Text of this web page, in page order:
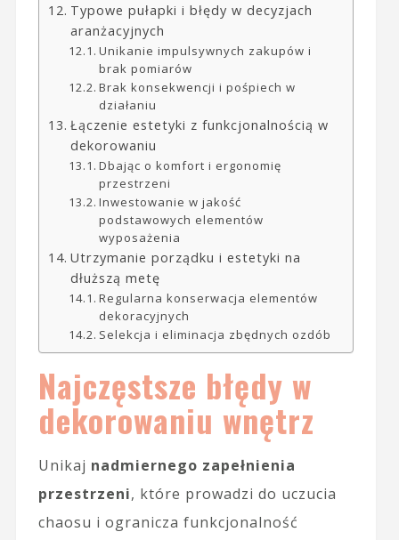
Typowe pułapki i błędy w decyzjach
aranżacyjnych
Unikanie impulsywnych zakupów i
brak pomiarów
Brak konsekwencji i pośpiech w
działaniu
Łączenie estetyki z funkcjonalnością w
dekorowaniu
Dbając o komfort i ergonomię
przestrzeni
Inwestowanie w jakość
podstawowych elementów
wyposażenia
Utrzymanie porządku i estetyki na
dłuższą metę
Regularna konserwacja elementów
dekoracyjnych
Selekcja i eliminacja zbędnych ozdób
Najczęstsze błędy w
dekorowaniu wnętrz
Unikaj nadmiernego zapełnienia
przestrzeni, które prowadzi do uczucia
chaosu i ogranicza funkcjonalność